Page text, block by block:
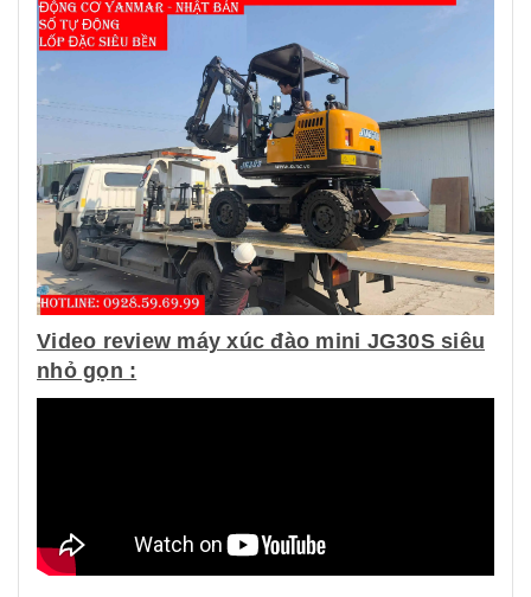
Video review máy xúc đào mini JG30S siêu
nhỏ gọn :